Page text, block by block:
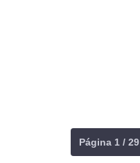
Página 1 / 29